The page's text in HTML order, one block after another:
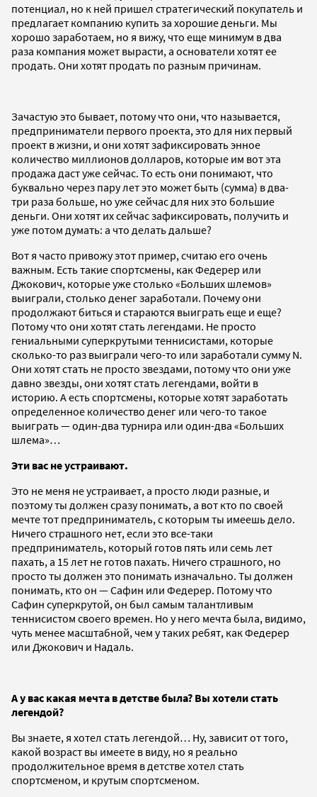
потенциал, но к ней пришел стратегический покупатель и
предлагает компанию купить за хорошие деньги. Мы
хорошо заработаем, но я вижу, что еще минимум в два
раза компания может вырасти, а основатели хотят ее
продать. Они хотят продать по разным причинам.
Зачастую это бывает, потому что они, что называется,
предприниматели первого проекта, это для них первый
проект в жизни, и они хотят зафиксировать энное
количество миллионов долларов, которые им вот эта
продажа даст уже сейчас. То есть они понимают, что
буквально через пару лет это может быть (сумма) в два-
три раза больше, но уже сейчас для них это большие
деньги. Они хотят их сейчас зафиксировать, получить и
уже потом думать: а что делать дальше?
Вот я часто привожу этот пример, считаю его очень
важным. Есть такие спортсмены, как Федерер или
Джокович, которые уже столько «Больших шлемов»
выиграли, столько денег заработали. Почему они
продолжают биться и стараются выиграть еще и еще?
Потому что они хотят стать легендами. Не просто
гениальными суперкрутыми теннисистами, которые
сколько-то раз выиграли чего-то или заработали сумму N.
Они хотят стать не просто звездами, потому что они уже
давно звезды, они хотят стать легендами, войти в
историю. А есть спортсмены, которые хотят заработать
определенное количество денег или чего-то такое
выиграть — один-два турнира или один-два «Больших
шлема»…
Эти вас не устраивают.
Это не меня не устраивает, а просто люди разные, и
поэтому ты должен сразу понимать, а вот кто по своей
мечте тот предприниматель, с которым ты имеешь дело.
Ничего страшного нет, если это все-таки
предприниматель, который готов пять или семь лет
пахать, а 15 лет не готов пахать. Ничего страшного, но
просто ты должен это понимать изначально. Ты должен
понимать, кто он — Сафин или Федерер. Потому что
Сафин суперкрутой, он был самым талантливым
теннисистом своего времен. Но у него мечта была, видимо,
чуть менее масштабной, чем у таких ребят, как Федерер
или Джокович и Надаль.
А у вас какая мечта в детстве была? Вы хотели стать
легендой?
Вы знаете, я хотел стать легендой… Ну, зависит от того,
какой возраст вы имеете в виду, но я реально
продолжительное время в детстве хотел стать
спортсменом, и крутым спортсменом.